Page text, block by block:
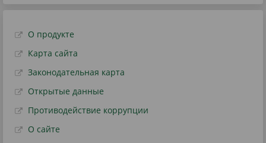
О продукте
Карта сайта
Законодательная карта
Открытые данные
Противодействие коррупции
О сайте